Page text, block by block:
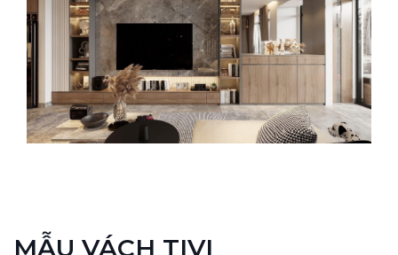
MẪU VÁCH TIVI